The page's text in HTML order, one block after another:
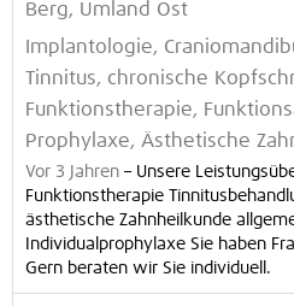
Berg, Umland Ost
Implantologie,
Tinnitus, chronische
Funktionstherapie,
Prophylaxe, Ästhetische
Vor 3 Jahren – Unsere
Funktionstherapie
ästhetische Zahnheilkunde
Individualprophylaxe Sie haben
Gern beraten wir Sie individuell.